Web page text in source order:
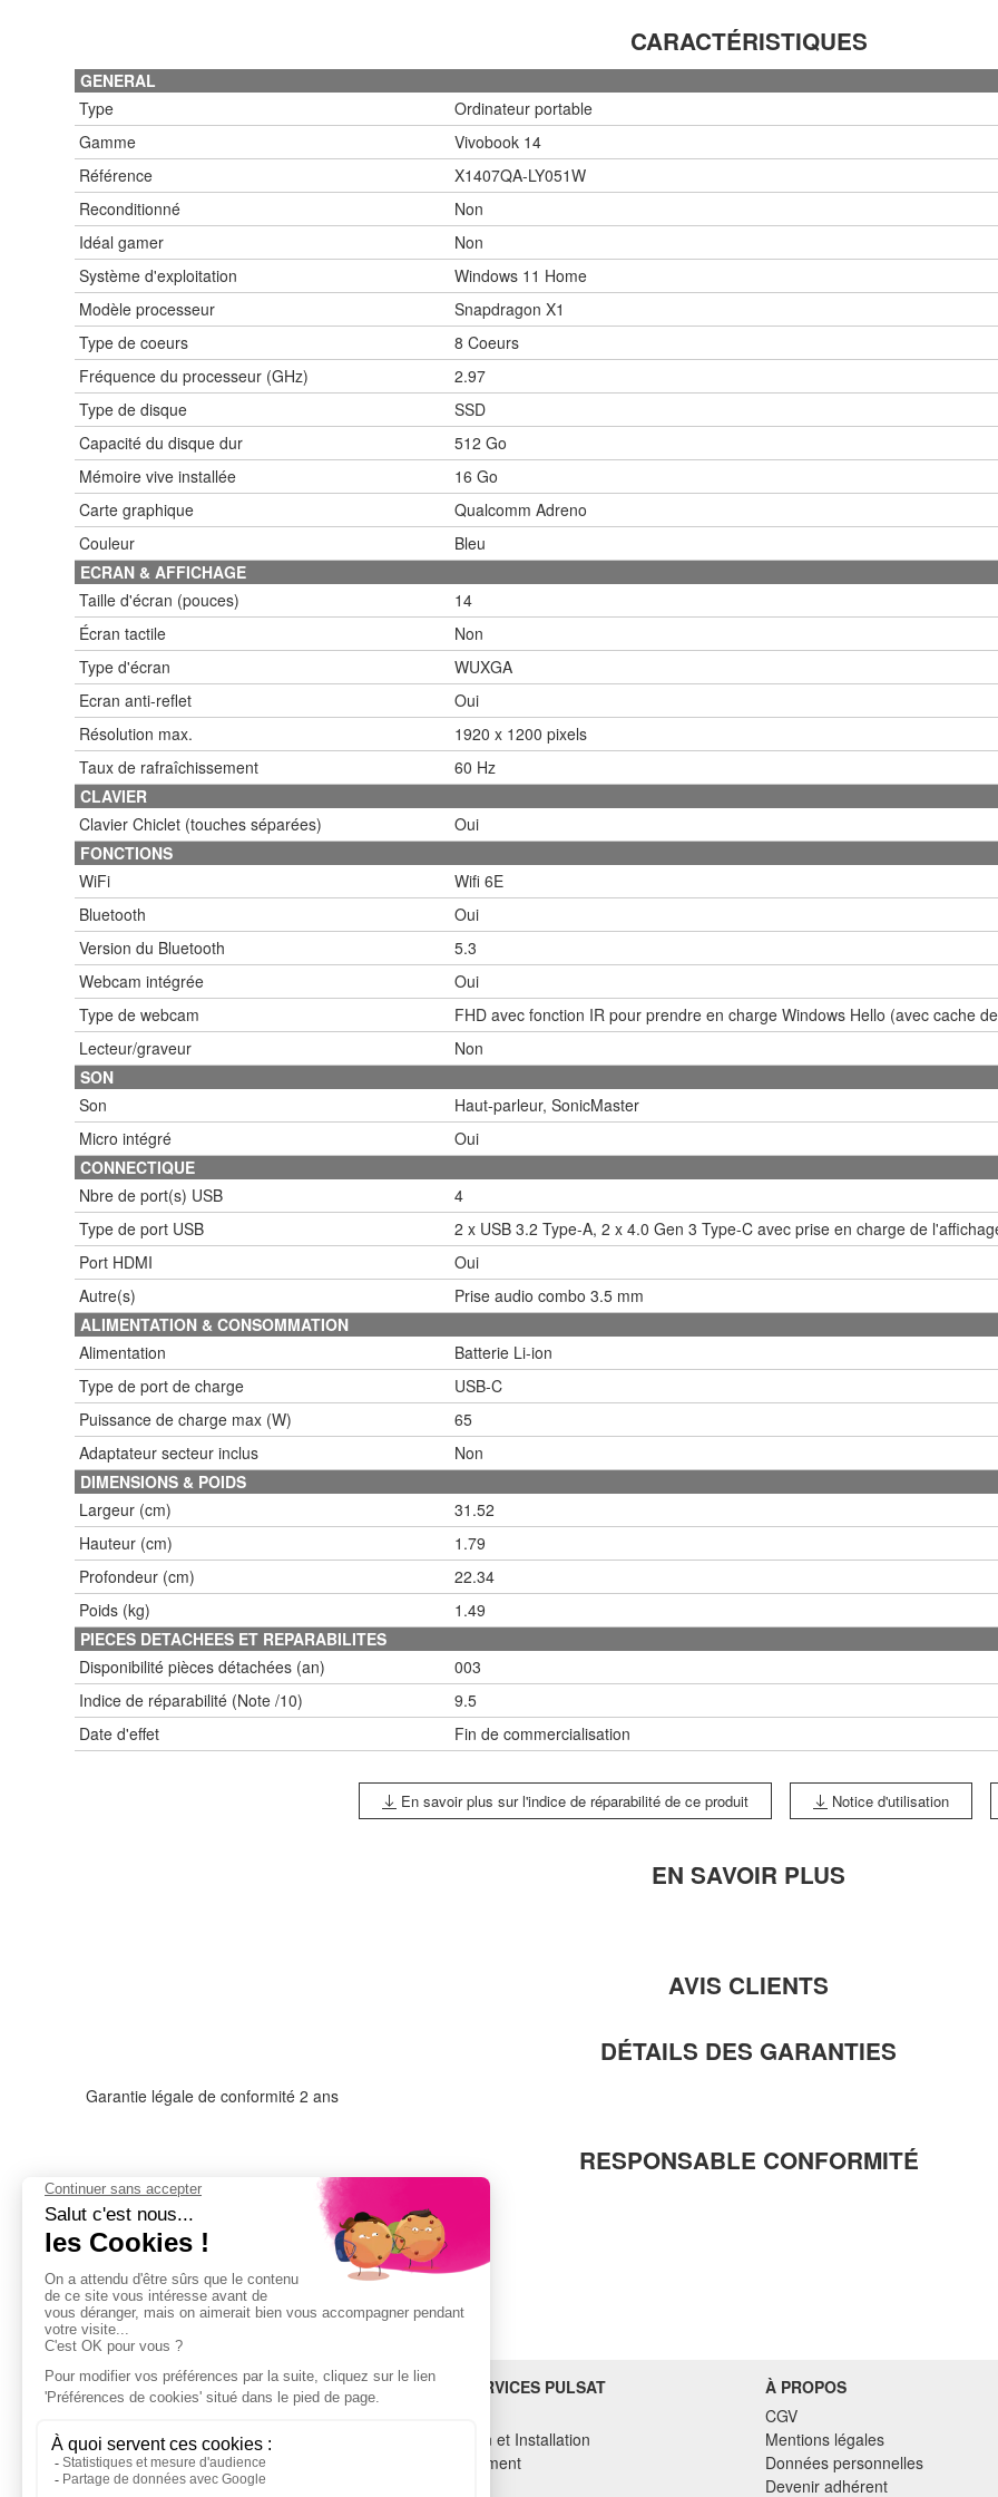
CARACTÉRISTIQUES
GENERAL
Type
Ordinateur portable
Gamme
Vivobook 14
Référence
X1407QA-LY051W
Reconditionné
Non
Idéal gamer
Non
Système d'exploitation
Windows 11 Home
Modèle processeur
Snapdragon X1
Type de coeurs
8 Coeurs
Fréquence du processeur (GHz)
2.97
Type de disque
SSD
Capacité du disque dur
512 Go
Mémoire vive installée
16 Go
Carte graphique
Qualcomm Adreno
Couleur
Bleu
ECRAN & AFFICHAGE
Taille d'écran (pouces)
14
Écran tactile
Non
Type d'écran
WUXGA
Ecran anti-reflet
Oui
Résolution max.
1920 x 1200 pixels
Taux de rafraîchissement
60 Hz
CLAVIER
Clavier Chiclet (touches séparées)
Oui
FONCTIONS
WiFi
Wifi 6E
Bluetooth
Oui
Version du Bluetooth
5.3
Webcam intégrée
Oui
Type de webcam
FHD avec fonction IR pour prendre en charge Windows Hello (avec cache
Lecteur/graveur
Non
SON
Son
Haut-parleur, SonicMaster
Micro intégré
Oui
CONNECTIQUE
Nbre de port(s) USB
4
Type de port USB
2 x USB 3.2 Type-A, 2 x 4.0 Gen 3 Type-C avec prise en charge de
Port HDMI
Oui
Autre(s)
Prise audio combo 3.5 mm
ALIMENTATION & CONSOMMATION
Alimentation
Batterie Li-ion
Type de port de charge
USB-C
Puissance de charge max (W)
65
Adaptateur secteur inclus
Non
DIMENSIONS & POIDS
Largeur (cm)
31.52
Hauteur (cm)
1.79
Profondeur (cm)
22.34
Poids (kg)
1.49
PIECES DETACHEES ET REPARABILITES
Disponibilité pièces détachées (an)
003
Indice de réparabilité (Note /10)
9.5
Date d'effet
Fin de commercialisation
En savoir plus sur l'indice de réparabilité de ce produit Notice d'utilisation
EN SAVOIR PLUS
AVIS CLIENTS
DÉTAILS DES GARANTIES
Garantie légale de conformité 2 ans
RESPONSABLE CONFORMITÉ
Adresse :
Harkort Str. 21-23
40880 RATINGEN
ALLEMAGNE
Email :producsafety@asus.com
BESOIN D'AIDE ?
TROUVEZ-NOUS !
LES SERVICES PULSAT
Livraison et Installation
Financement
À PROPOS
CGV
Mentions légales
Données personnelles
Devenir adhérent